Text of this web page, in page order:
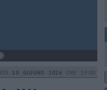
10 GIUGNO 2026 ORE 19:00